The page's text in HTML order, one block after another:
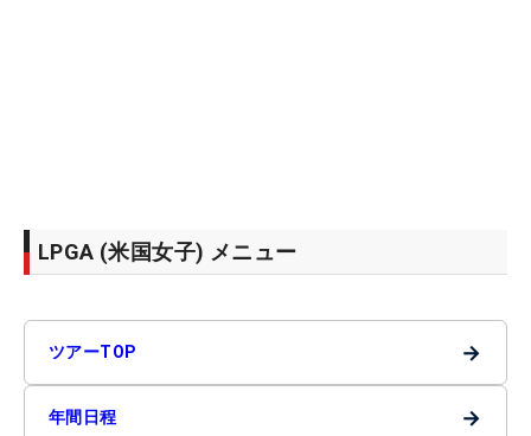
LPGA (米国女子) メニュー
ツアーTOP →
年間日程 →